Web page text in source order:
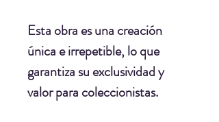
Esta obra es una creación
única e irrepetible, lo que
garantiza su exclusividad y
valor para coleccionistas.